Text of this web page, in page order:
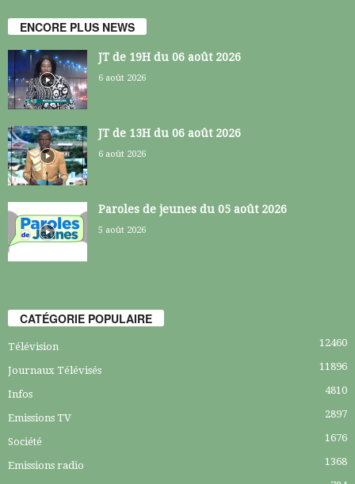
ENCORE PLUS NEWS
JT de 19H du 06 août 2026
6 août 2026
JT de 13H du 06 août 2026
6 août 2026
Paroles de jeunes du 05 août 2026
5 août 2026
CATÉGORIE POPULAIRE
Télévision 12460
Journaux Télévisés 11896
Infos 4810
Emissions TV 2897
Société 1676
Emissions radio 1368